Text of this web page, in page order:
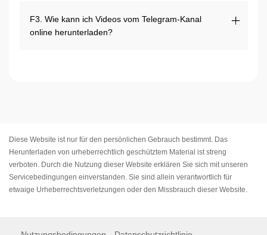
F3. Wie kann ich Videos vom Telegram-Kanal
online herunterladen?
Diese Website ist nur für den persönlichen Gebrauch bestimmt. Das
Herunterladen von urheberrechtlich geschütztem Material ist streng
verboten. Durch die Nutzung dieser Website erklären Sie sich mit unseren
Servicebedingungen einverstanden. Sie sind allein verantwortlich für
etwaige Urheberrechtsverletzungen oder den Missbrauch dieser Website.